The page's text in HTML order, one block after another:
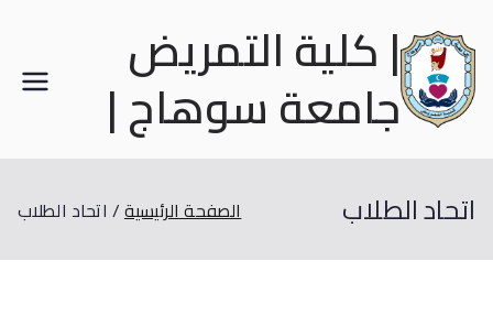
| كلية التمريض
جامعة سوهاج |
اتحاد الطلاب الصفحة الرئيسية اتحاد الطلاب